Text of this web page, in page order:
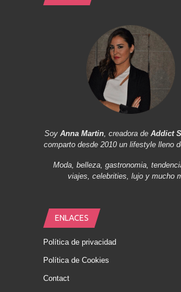
Soy Anna Martin, creadora de Addict
comparto desde 2010 un lifestyle lleno
Moda, belleza, gastronomia,
viajes, celebrities, lujo y mucho
ENLACES
Política de privacidad
Política de Cookies
Contact